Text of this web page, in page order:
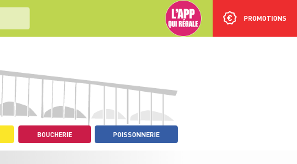
PROMOTIONS
BOUCHERIE POISSONNERIE